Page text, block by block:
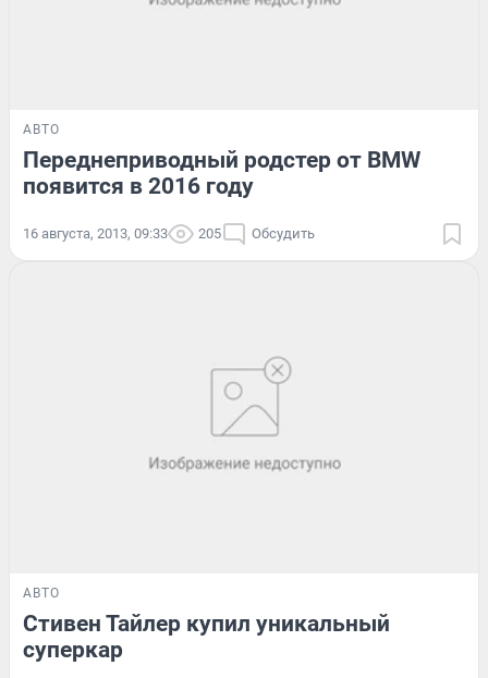
АВТО
Переднеприводный родстер от BMW
появится в 2016 году
16 августа, 2013, 09:33 205 Обсудить
АВТО
Стивен Тайлер купил уникальный
суперкар